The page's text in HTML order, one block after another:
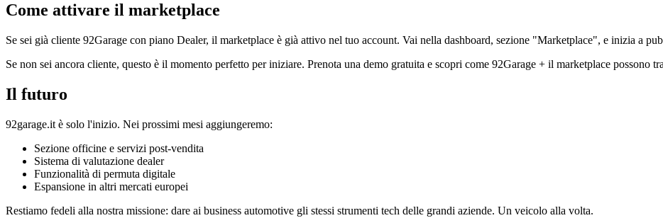
Come attivare il marketplace
Se sei già cliente 92Garage con piano Dealer, il marketplace è già attivo nel tuo account. Vai nella dashboard, sezione "Marketplace", e inizia a
Se non sei ancora cliente, questo è il momento perfetto per iniziare. Prenota una demo gratuita e scopri come 92Garage + il marketplace possono
Il futuro
92garage.it è solo l'inizio. Nei prossimi mesi aggiungeremo:
Sezione officine e servizi post-vendita
Sistema di valutazione dealer
Funzionalità di permuta digitale
Espansione in altri mercati europei
Restiamo fedeli alla nostra missione: dare ai business automotive gli stessi strumenti tech delle grandi aziende. Un veicolo alla volta.